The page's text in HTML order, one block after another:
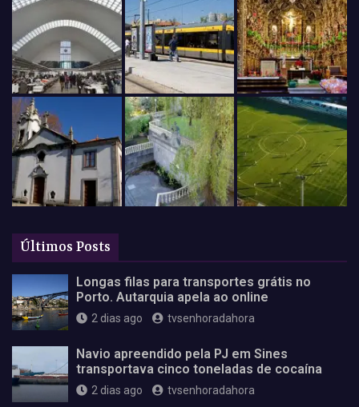
Últimos Posts
Longas filas para transportes grátis no
Porto. Autarquia apela ao online
2 dias ago tvsenhoradahora
Navio apreendido pela PJ em Sines
transportava cinco toneladas de cocaína
2 dias ago tvsenhoradahora